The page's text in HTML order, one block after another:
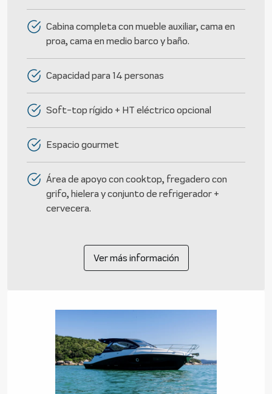
Cabina completa con mueble auxiliar, cama en
proa, cama en medio barco y baño.
Capacidad para 14 personas
Soft-top rígido + HT eléctrico opcional
Espacio gourmet
Área de apoyo con cooktop, fregadero con
grifo, hielera y conjunto de refrigerador +
cervecera.
Ver más información